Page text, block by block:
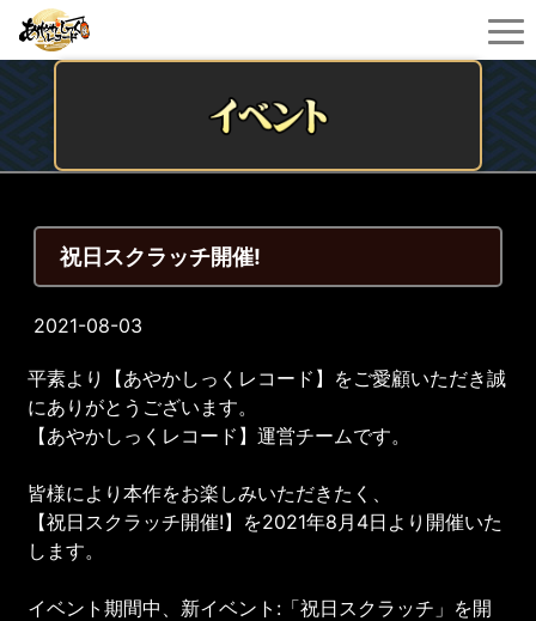
祝日スクラッチ開催!
2021-08-03
平素より【あやかしっくレコード】をご愛顧いただき誠
にありがとうございます。
【あやかしっくレコード】運営チームです。
皆様により本作をお楽しみいただきたく、
【祝日スクラッチ開催!】を2021年8月4日より開催いた
します。
イベント期間中、新イベント:「祝日スクラッチ」を開